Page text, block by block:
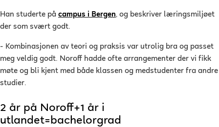
Han studerte på campus i Bergen, og beskriver læringsmiljøet
der som svært godt.
- Kombinasjonen av teori og praksis var utrolig bra og passet
meg veldig godt. Noroff hadde ofte arrangementer der vi fikk
møte og bli kjent med både klassen og medstudenter fra andre
studier.
2 år på Noroff+1 år i
utlandet=bachelorgrad